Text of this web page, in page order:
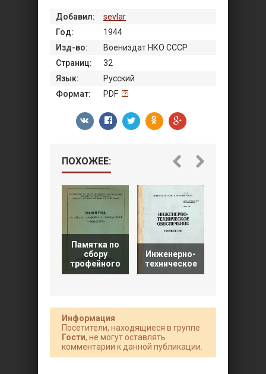
Добавил:
sevlar
Год:
1944
Изд-во:
Воениздат НКО СССР
Страниц:
32
Язык:
Русский
Формат:
PDF
ПОХОЖЕЕ:
Памятка по
сбору
трофейного
Инженерно-
техническое
Информация
Посетители, находящиеся в группе
Гости, не могут оставлять
комментарии к данной публикации.